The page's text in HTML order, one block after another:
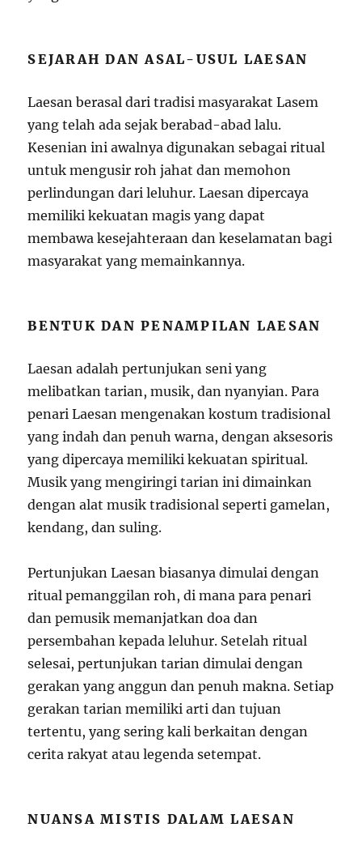
SEJARAH DAN ASAL-USUL LAESAN
Laesan berasal dari tradisi masyarakat Lasem
yang telah ada sejak berabad-abad lalu.
Kesenian ini awalnya digunakan sebagai ritual
untuk mengusir roh jahat dan memohon
perlindungan dari leluhur. Laesan dipercaya
memiliki kekuatan magis yang dapat
membawa kesejahteraan dan keselamatan bagi
masyarakat yang memainkannya.
BENTUK DAN PENAMPILAN LAESAN
Laesan adalah pertunjukan seni yang
melibatkan tarian, musik, dan nyanyian. Para
penari Laesan mengenakan kostum tradisional
yang indah dan penuh warna, dengan aksesoris
yang dipercaya memiliki kekuatan spiritual.
Musik yang mengiringi tarian ini dimainkan
dengan alat musik tradisional seperti gamelan,
kendang, dan suling.
Pertunjukan Laesan biasanya dimulai dengan
ritual pemanggilan roh, di mana para penari
dan pemusik memanjatkan doa dan
persembahan kepada leluhur. Setelah ritual
selesai, pertunjukan tarian dimulai dengan
gerakan yang anggun dan penuh makna. Setiap
gerakan tarian memiliki arti dan tujuan
tertentu, yang sering kali berkaitan dengan
cerita rakyat atau legenda setempat.
NUANSA MISTIS DALAM LAESAN